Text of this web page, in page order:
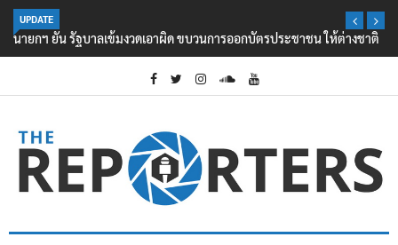
UPDATE
นายกฯ ยัน รัฐบาลเข้มงวดเอาผิด ขบวนการออกบัตรประชาชน ให้ต่างชาติ